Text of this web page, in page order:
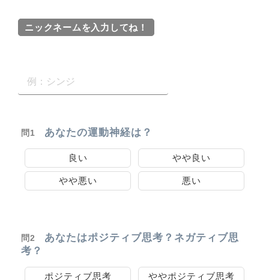
ニックネームを入力してね！
問1 あなたの運動神経は？
良い やや良い
やや悪い 悪い
問2
あなたはポジティブ思考？ネガティブ思
考？
ポジティブ思考 ややポジティブ思考